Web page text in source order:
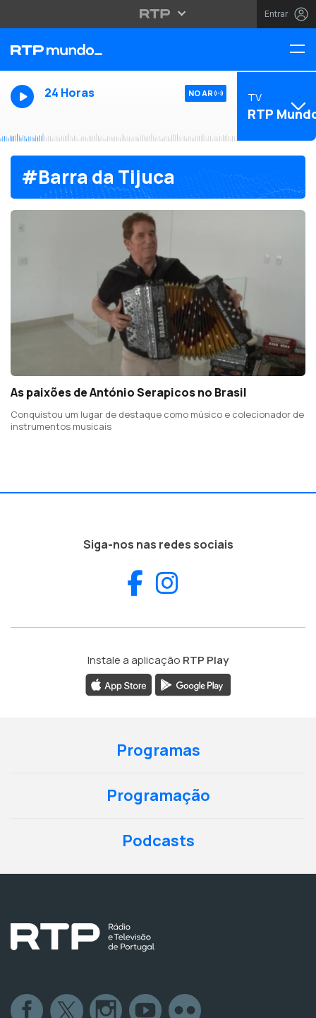
Entrar
24 Horas NO AR TV
RTP
#Barra da Tijuca
As paixões de António Serapicos no Brasil
Conquistou um lugar de destaque como músico e colecionador de
instrumentos musicais
Siga-nos nas redes sociais
Facebook
Instale a aplicação RTP Play
Programas
Programação
Podcasts